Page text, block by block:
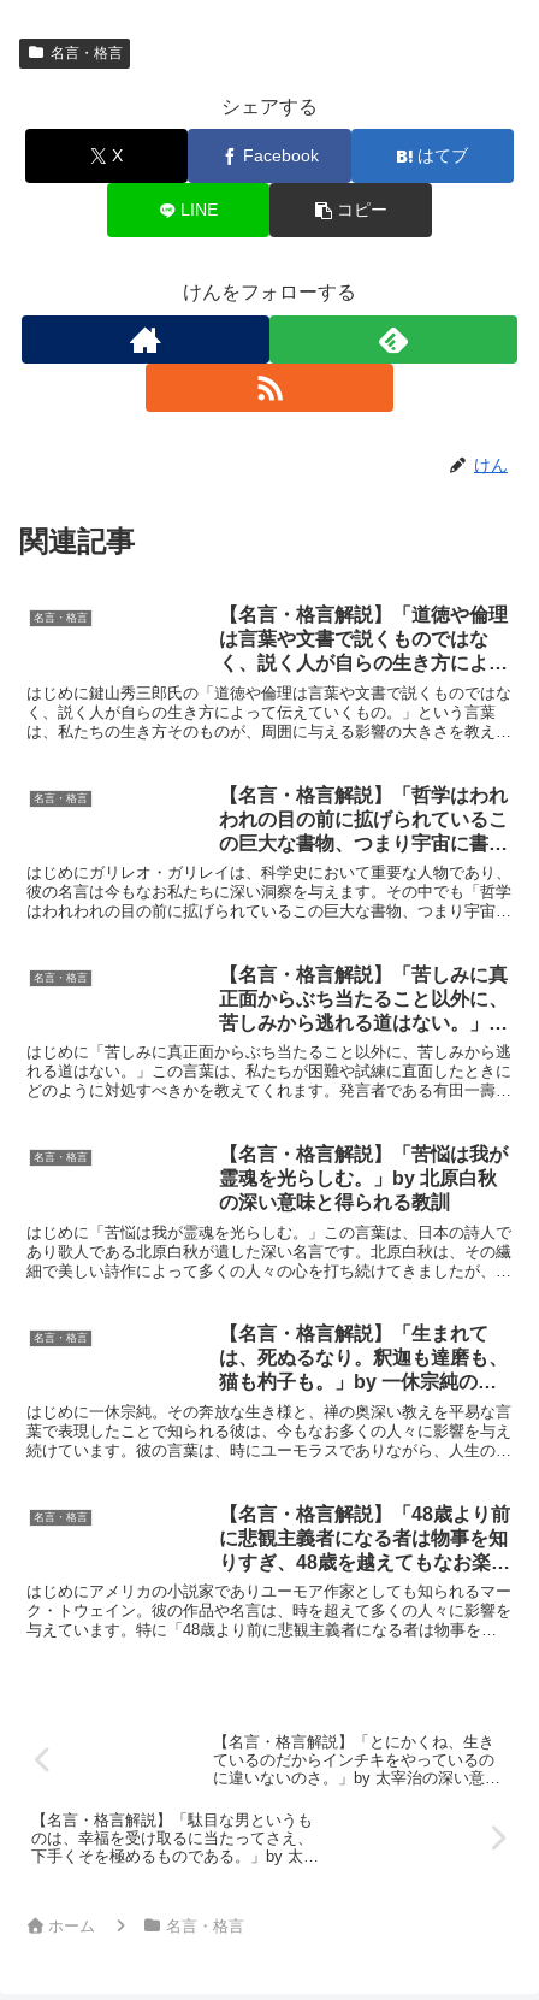
名言・格言
シェアする
X Facebook はてブ
LINE コピー
けんをフォローする
けん
関連記事
名言・格言
【名言・格言解説】「道徳や倫理
は言葉や文書で説くものではな
く、説く人が自らの生き方によっ
て伝えていくもの。」by 鍵山 秀
三郎の深い意味と得られる教訓
はじめに鍵山秀三郎氏の「道徳や倫理は言葉や文書で説くものではな
く、説く人が自らの生き方によって伝えていくもの。」という言葉
は、私たちの生き方そのものが、周囲に与える影響の大きさを教えて
名言・格言
【名言・格言解説】「哲学はわれ
われの目の前に拡げられているこ
の巨大な書物、つまり宇宙に書か
れている。」by ガリレオの深い
意味と得られる教訓
はじめにガリレオ・ガリレイは、科学史において重要な人物であり、
彼の名言は今もなお私たちに深い洞察を与えます。その中でも「哲学
はわれわれの目の前に拡げられているこの巨大な書物、つまり宇宙に
名言・格言
【名言・格言解説】「苦しみに真
正面からぶち当たること以外に、
苦しみから逃れる道はない。」by
有田一壽の深い意味と得られる教
訓
はじめに「苦しみに真正面からぶち当たること以外に、苦しみから逃
れる道はない。」この言葉は、私たちが困難や試練に直面したときに
どのように対処すべきかを教えてくれます。発言者である有田一壽
名言・格言
【名言・格言解説】「苦悩は我が
霊魂を光らしむ。」by 北原白秋
の深い意味と得られる教訓
はじめに「苦悩は我が霊魂を光らしむ。」この言葉は、日本の詩人で
あり歌人である北原白秋が遺した深い名言です。北原白秋は、その繊
細で美しい詩作によって多くの人々の心を打ち続けてきましたが、そ
名言・格言
【名言・格言解説】「生まれて
は、死ぬるなり。釈迦も達磨も、
猫も杓子も。」by 一休宗純の深
い意味と得られる教訓
はじめに一休宗純。その奔放な生き様と、禅の奥深い教えを平易な言
葉で表現したことで知られる彼は、今もなお多くの人々に影響を与え
続けています。彼の言葉は、時にユーモラスでありながら、人生の真
名言・格言
【名言・格言解説】「48歳より前
に悲観主義者になる者は物事を知
りすぎ、48歳を越えてもなお楽観
主義者である者は物事を知らなす
ぎる」by マーク・トウェインの
深い意味と得られる教訓
はじめにアメリカの小説家でありユーモア作家としても知られるマー
ク・トウェイン。彼の作品や名言は、時を超えて多くの人々に影響を
与えています。特に「48歳より前に悲観主義者になる者は物事を知
【名言・格言解説】「とにかくね、生き
ているのだからインチキをやっているの
に違いないのさ。」by 太宰治の深い意味
【名言・格言解説】「駄目な男というも
のは、幸福を受け取るに当たってさえ、
下手くそを極めるものである。」by 太宰
ホーム 名言・格言